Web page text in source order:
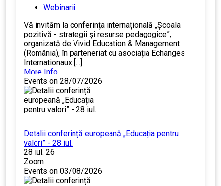
Webinarii
Vă invităm la conferința internațională „Școala
pozitivă - strategii și resurse pedagogice”,
organizată de Vivid Education & Management
(România), în parteneriat cu asociația Echanges
Internationaux [...]
More Info
Events on 28/07/2026
Detalii conferință europeană „Educația pentru
valori” - 28 iul.
28 iul. 26
Zoom
Events on 03/08/2026